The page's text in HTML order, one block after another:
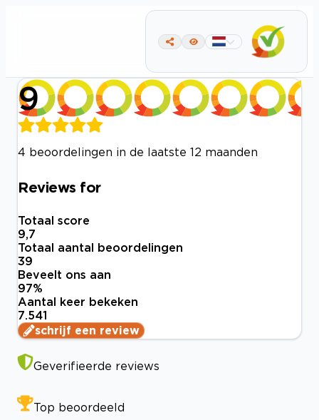
9
4 beoordelingen in de laatste 12 maanden
Reviews for
Totaal score
9,7
Totaal aantal beoordelingen
39
Beveelt ons aan
97%
Aantal keer bekeken
7.541
schrijf een review
Geverifieerde reviews
Top beoordeeld